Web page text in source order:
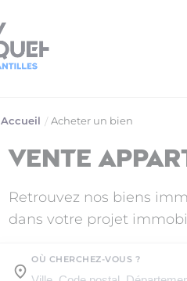
Accueil Acheter un bien
Vente
Retrouvez nos biens
dans votre projet
OÙ CHERCHEZ-VOUS ?
Où cherchez-vous ?